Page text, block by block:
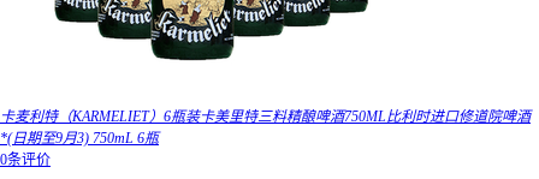
卡麦利特（KARMELIET）6瓶装卡美里特三料精酿啤酒750ML比利时进口修道院啤酒
*(日期至9月3) 750mL 6瓶
0条评价